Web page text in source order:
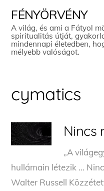
content
FÉNYÖRVÉNY
A világ, és ami a Fátyol
spiritualitás útját,
mindennapi életedben,
mélyebb valóságot.
cymatics
Nincs
„A
hullámain létezik …
Walter Russell